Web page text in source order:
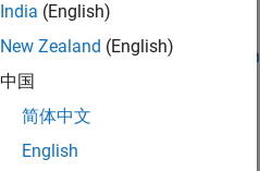
Abzeichen anzeigen
India (English)
New Zealand (English)
中国
简体中文
English